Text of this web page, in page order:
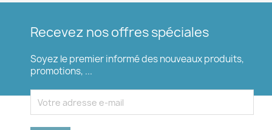
Recevez nos offres spéciales
Soyez le premier informé des nouveaux produits,
promotions, ...